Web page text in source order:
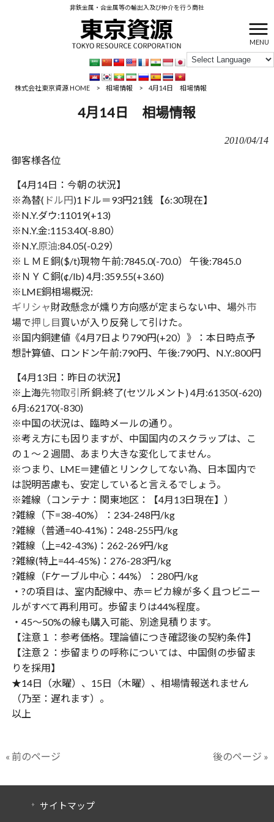
非鉄金属・合金属等の輸出入及び仲介を行う商社
MENU
株式会社東京資源 HOME > 相場情報 > 4月14日 相場情報
4月14日 相場情報
2010/04/14
御客様各位
【4月14日：今朝の状況】
※為替( ドル円)1ドル＝93円21銭 【6:30現在】
※N.Y.ダウ:11019(+13)
※N.Y.金:1153.40(-8.80）
※N.Y.原油:84.05(-0.29）
※ＬＭＥ銅($/t)現物 午前:7845.0(-70.0） 午後:7845.0
※ＮＹＣ銅(¢/lb) 4月:359.55(+3.60)
※LME銅相場概況:
ギリシャ財政懸念が燻り方向感が定まらない中、場外市
場で押し目買いが入り反発して引けた。
※国内銅建値《4月7日より790円(+20）》：本日時点予
想計算値、ロンドン午前:790円、午後:790円、N.Y.:800円
【4月13日：昨日の状況】
※上海先物取引 所 銅:終了(セツルメント) 4月:61350(-620)
6月:62170(-830)
※中国の状況は、臨時メールの通り。
※考え方にも因りますが、中国国内のスクラップは、こ
の１〜２週間、あまり大きな変化してません。
※つまり、LME＝建値とリンクしてない為、日本国内で
は説明苦慮も、安定していると言えるでしょう。
※雑線（コンテナ：関東地区：【4月13日現在】）
?雑線（下=38-40%）：234-248円/kg
?雑線（普通=40-41%)：248-255円/kg
?雑線（上=42-43%)：262-269円/kg
?雑線(特上=44-45%)：276-283円/kg
?雑線（Fケーブル中心：44%）：280円/kg
・?の項目は、室内配線中、赤＝ピカ線が多く且つビニー
ルがすべて再利用可。歩留まりは44%程度。
・45〜50%の線も購入可能、別途見積ります。
【注意１：参考価格。理論値につき確認後の契約条件】
【注意２：歩留まりの呼称については、中国側の歩留ま
りを採用】
★14日（水曜）、15日（木曜）、相場情報送れません
（乃至：遅れます）。
以上
« 前のページ 後のページ »
サイトマップ